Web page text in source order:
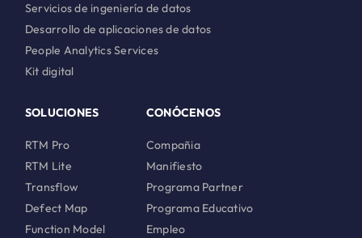
Servicios de ingeniería de datos
Desarrollo de aplicaciones de datos
People Analytics Services
Kit digital
SOLUCIONES
RTM Pro
RTM Lite
Transflow
Defect Map
Function Model
CONÓCENOS
Compañia
Manifiesto
Programa Partner
Programa Educativo
Empleo